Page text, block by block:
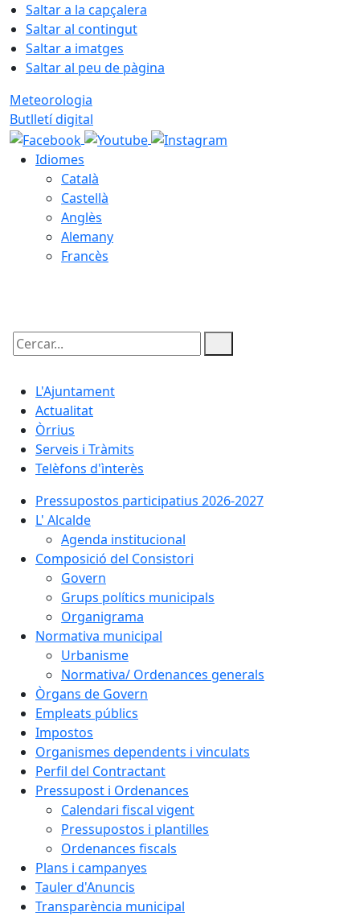
Saltar a la capçalera
Saltar al contingut
Saltar a imatges
Saltar al peu de pàgina
Meteorologia
Butlletí digital
Idiomes
Català
Castellà
Anglès
Alemany
Francès
Cercar:
L'Ajuntament
Actualitat
Òrrius
Serveis i Tràmits
Telèfons d'ìnterès
Pressupostos participatius 2026-2027
L' Alcalde
Agenda institucional
Composició del Consistori
Govern
Grups polítics municipals
Organigrama
Normativa municipal
Urbanisme
Normativa/ Ordenances generals
Òrgans de Govern
Empleats públics
Impostos
Organismes dependents i vinculats
Perfil del Contractant
Pressupost i Ordenances
Calendari fiscal vigent
Pressupostos i plantilles
Ordenances fiscals
Plans i campanyes
Tauler d'Anuncis
Transparència municipal